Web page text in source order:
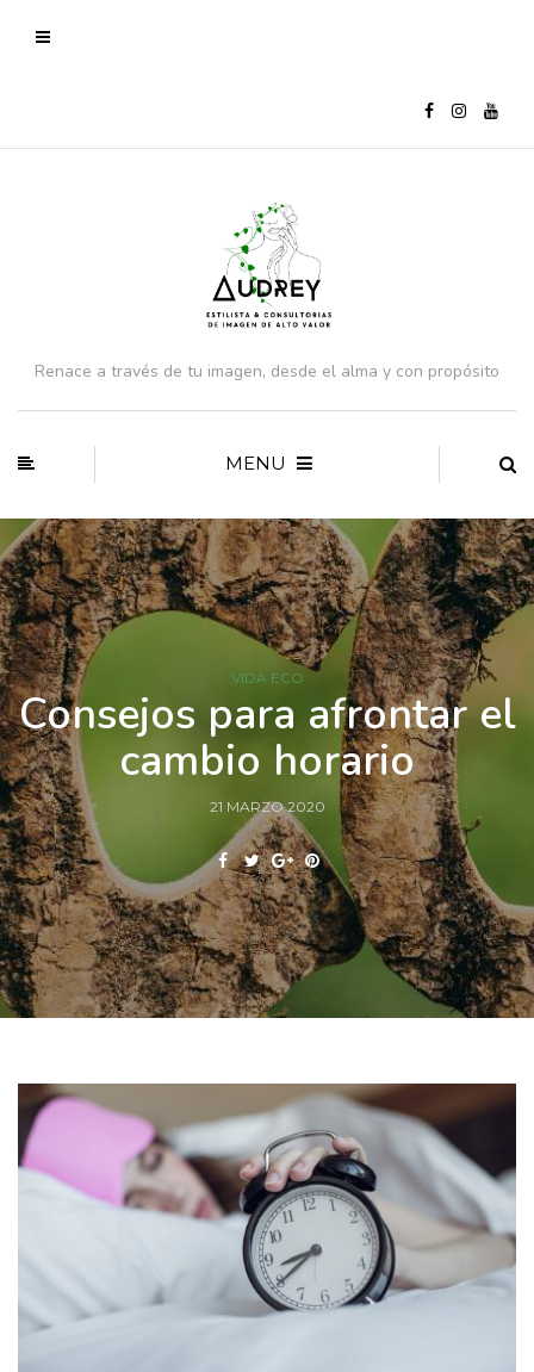
Renace a través de tu imagen, desde el alma y con propósito
MENU
VIDA ECO
Consejos para afrontar el
cambio horario
21 MARZO 2020